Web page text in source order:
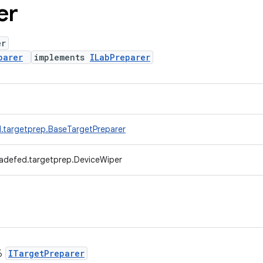
implements ILabPreparer
ITargetPreparer